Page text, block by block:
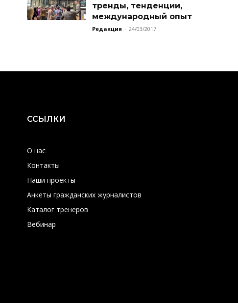
тренды, тенденции,
международный опыт
Редакция - 24/03/2017
ССЫЛКИ
О нас
Контакты
Наши проекты
Анкеты гражданских журналистов
Каталог тренеров
Вебинар